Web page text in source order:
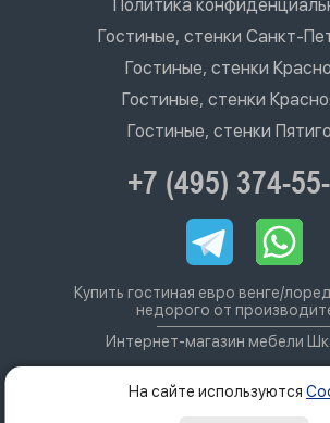
Политика
Гостиные, стенки Санкт-
Гостиные, стенки
Гостиные, стенки
Гостиные, стенки
+7 (495) 374-
Купить гостиная евро венге/
недорого от
Интернет-магазин мебели
На сайте используются